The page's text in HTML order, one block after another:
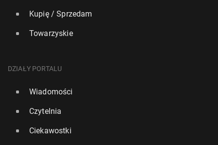
Kupię / Sprzedam
Towarzyskie
DZIAŁY PORTALU
Wiadomości
Czytelnia
Ciekawostki